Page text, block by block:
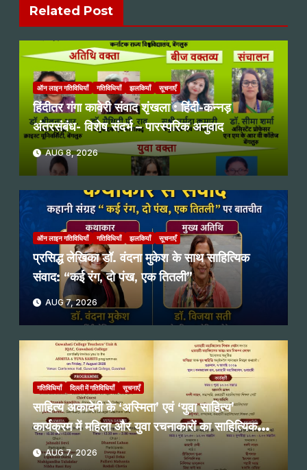
Related Post
ऑन लाइन गतिविधियाँ गतिविधियाँ झलकियाँ सूचनाएँ
हिंदीतर गंगा कावेरी संवाद शृंखला : हिंदी-कन्नड़
अंतरसंबंध- विशेष संदर्भ – पारस्परिक अनुवाद
AUG 8, 2026
ऑन लाइन गतिविधियाँ गतिविधियाँ झलकियाँ सूचनाएँ
प्रसिद्ध लेखिका डॉ. वंदना मुकेश के साथ साहित्यिक
संवाद: “कई रंग, दो पंख, एक तितली”
AUG 7, 2026
गतिविधियाँ दिल्ली में गतिविधियाँ सूचनाएँ
साहित्य अकादेमी के ‘अस्मिता’ एवं ‘युवा साहित्य’
कार्यक्रम में महिला और युवा रचनाकारों का साहित्यिक
पाठAUG 7, 2026